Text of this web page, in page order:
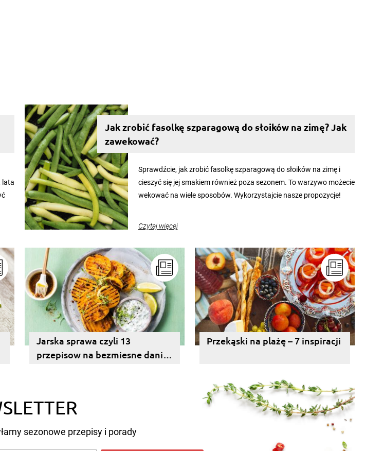
lata
Jak zrobić fasolkę szparagową do słoików na zimę? Jak
zawekować?
Sprawdźcie, jak zrobić fasolkę szparagową do słoików na zimę i
cieszyć się jej smakiem również poza sezonem. To warzywo możecie
wekować na wiele sposobów. Wykorzystajcie nasze propozycje!
Czytaj więcej
Jarska sprawa czyli 13
przepisow na bezmiesne dania
Przekąski na plażę – 7 inspiracji
sezonowe przepisy i porady